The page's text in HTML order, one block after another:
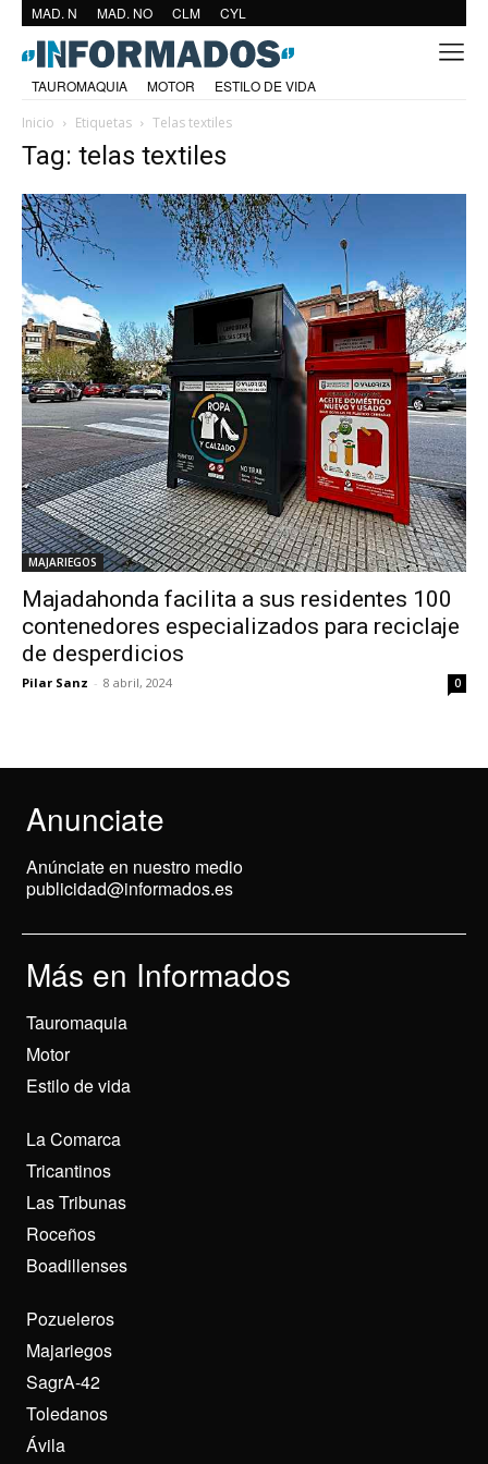
MAD. N MAD. NO CLM CYL
TAUROMAQUIA MOTOR
ESTILO DE VIDA
Inicio
Etiquetas Telas textiles
Tag: telas textiles
MAJARIEGOS
Majadahonda facilita a sus residentes 100
contenedores especializados para reciclaje
de desperdicios
Pilar Sanz - 8 abril, 2024 0
Anunciate
Anúnciate en nuestro medio
publicidad@informados.es
Más en Informados
Tauromaquia
Motor
Estilo de vida
La Comarca
Tricantinos
Las Tribunas
Roceños
Boadillenses
Pozueleros
Majariegos
SagrA-42
Toledanos
Ávila